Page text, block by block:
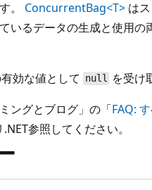
。 ConcurrentBag<T> は
いるデータの生成と使用
効な値として null を受け
ングとブログ」の「FAQ:
参照してください。